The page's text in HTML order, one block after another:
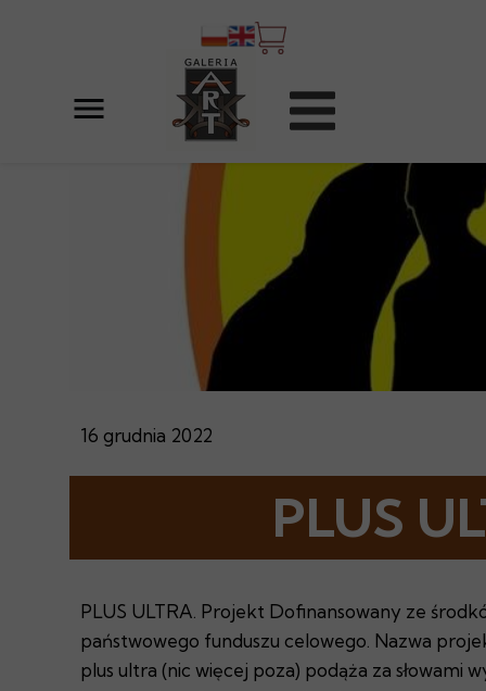
16 grudnia 2022
PLUS
PLUS ULTRA. Projekt Dofinansowany ze
państwowego funduszu celowego. Nazwa
plus ultra (nic więcej poza) podąża za